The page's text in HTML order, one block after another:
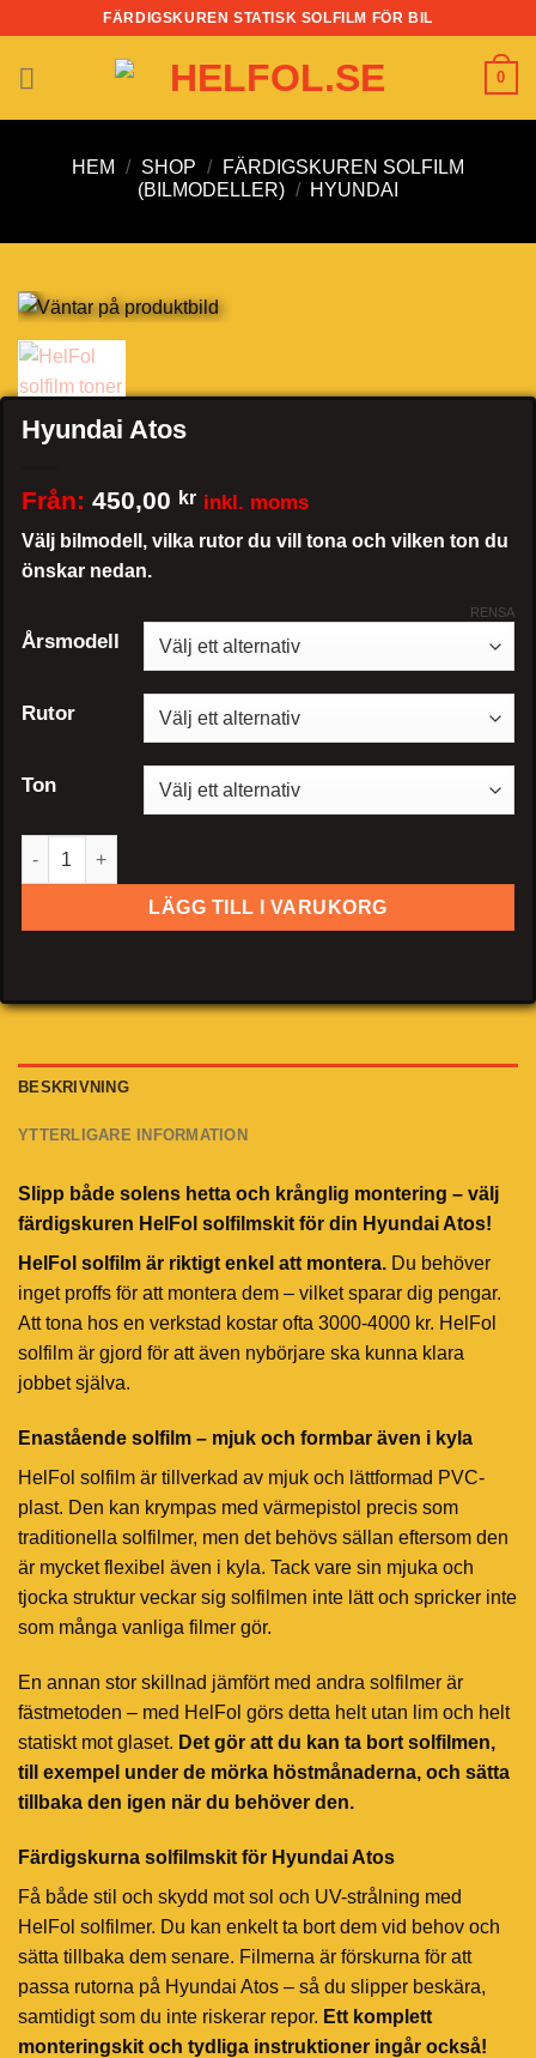
content
FÄRDIGSKUREN STATISK SOLFILM FÖR BIL
0
HEM / SHOP /
FÄRDIGSKUREN SOLFILM
(BILMODELLER) / HYUNDAI
Hyundai Atos
Från: 450,00 kr inkl. moms
Välj bilmodell, vilka rutor du vill tona och vilken ton du
önskar nedan.
Årsmodell
Rutor
Ton
RENSA
Hyundai Atos mängd
LÄGG TILL I VARUKORG
BESKRIVNING
YTTERLIGARE INFORMATION
Slipp både solens hetta och krånglig montering – välj
färdigskuren HelFol solfilmskit för din Hyundai Atos!
HelFol solfilm är riktigt enkel att montera. Du behöver
inget proffs för att montera dem – vilket sparar dig pengar.
Att tona hos en verkstad kostar ofta 3000-4000 kr. HelFol
solfilm är gjord för att även nybörjare ska kunna klara
jobbet själva.
Enastående solfilm – mjuk och formbar även i kyla
HelFol solfilm är tillverkad av mjuk och lättformad PVC-
plast. Den kan krympas med värmepistol precis som
traditionella solfilmer, men det behövs sällan eftersom den
är mycket flexibel även i kyla. Tack vare sin mjuka och
tjocka struktur veckar sig solfilmen inte lätt och spricker inte
som många vanliga filmer gör.
En annan stor skillnad jämfört med andra solfilmer är
fästmetoden – med HelFol görs detta helt utan lim och helt
statiskt mot glaset. Det gör att du kan ta bort solfilmen,
till exempel under de mörka höstmånaderna, och sätta
tillbaka den igen när du behöver den.
Färdigskurna solfilmskit för Hyundai Atos
Få både stil och skydd mot sol och UV-strålning med
HelFol solfilmer. Du kan enkelt ta bort dem vid behov och
sätta tillbaka dem senare. Filmerna är förskurna för att
passa rutorna på Hyundai Atos – så du slipper beskära,
samtidigt som du inte riskerar repor. Ett komplett
monteringskit och tydliga instruktioner ingår också!